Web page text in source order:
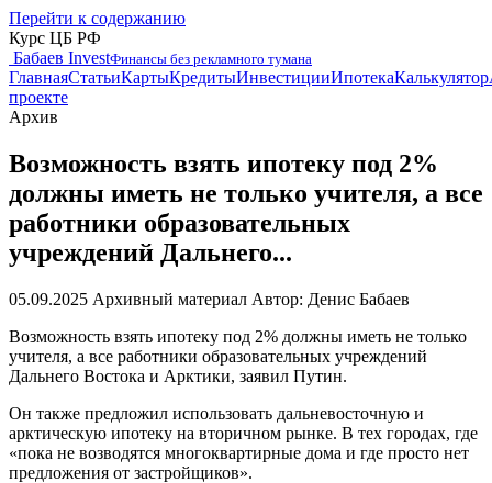
Перейти к содержанию
Курс ЦБ РФ
Бабаев InvestФинансы без рекламного тумана
ГлавнаяСтатьиКартыКредитыИнвестицииИпотекаКалькулятор
проекте
Архив
Возможность взять ипотеку под 2%
должны иметь не только учителя, а все
работники образовательных
учреждений Дальнего...
05.09.2025 Архивный материал Автор: Денис Бабаев
Возможность взять ипотеку под 2% должны иметь не только
учителя, а все работники образовательных учреждений
Дальнего Востока и Арктики, заявил Путин.
Он также предложил использовать дальневосточную и
арктическую ипотеку на вторичном рынке. В тех городах, где
«пока не возводятся многоквартирные дома и где просто нет
предложения от застройщиков».